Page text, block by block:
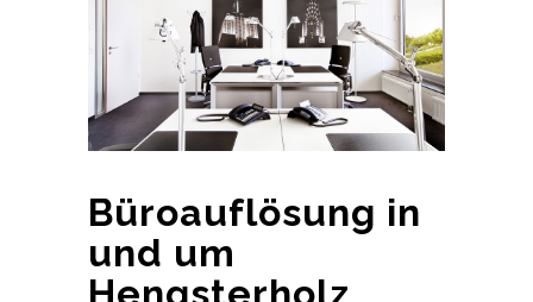
Büroauflösung in
und um
Hengsterholz